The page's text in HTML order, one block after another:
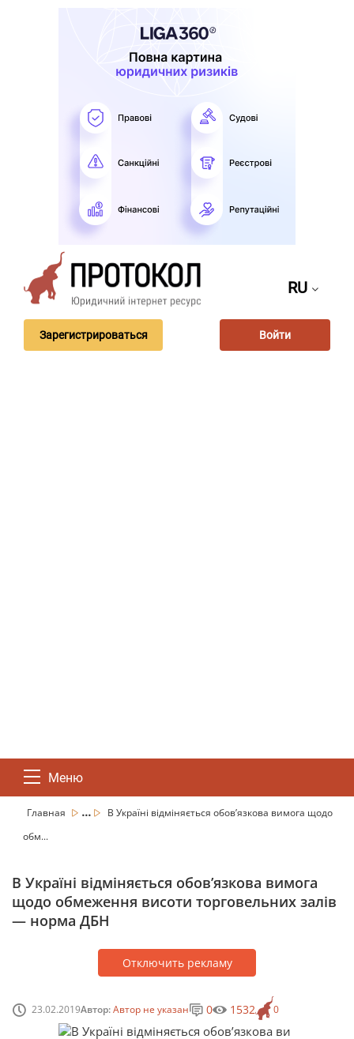
RU
Зарегистрироваться Войти
Меню
Главная ...
В Україні відміняється обов’язкова вимога щодо
обм...
В Україні відміняється обов’язкова вимога
щодо обмеження висоти торговельних залів
— норма ДБН
Отключить рекламу
23.02.2019Автор:Автор не указан 0
0 1532